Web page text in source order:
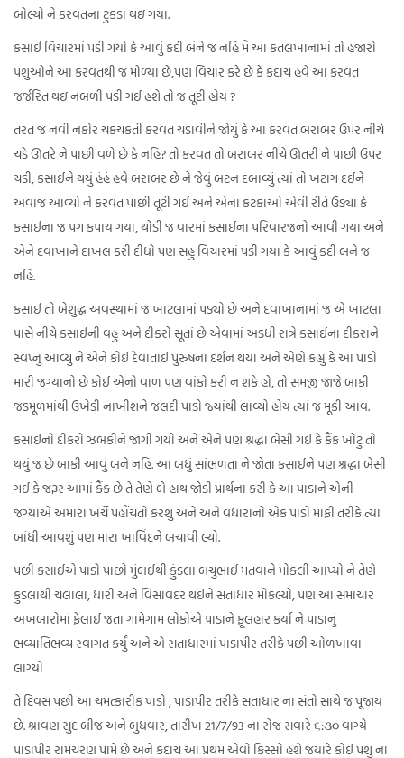
બોલ્યો ને કરવતના ટુકડા થઇ ગયા.
કસાઈ વિચારમાં પડી ગયો કે આવું કદી બંને જ નહિ મેં આ કતલખાનામાં તો હજારો
પશુઓને આ કરવતથી જ મોળ્યા છે,પણ વિચાર કરે છે કે કદાચ હવે આ કરવત
જર્જરિત થઇ નબળી પડી ગઈ હશે તો જ તૂટી હોય ?
તરત જ નવી નકોર ચકચકતી કરવત ચડાવીને જોયું કે આ કરવત બરાબર ઉપર નીચે
ચડે ઊતરે ને પાછી વળે છે કે નહિ? તો કરવત તો બરાબર નીચે ઊતરી ને પાછી ઉપર
ચડી, કસાઈને થયું હંહં હવે બરાબર છે ને જેવું બટન દબાવ્યું ત્યાં તો ખટાગ દઈને
અવાજ આવ્યો ને કરવત પાછી તૂટી ગઈ અને એના કટકાઓ એવી રીતે ઉડ્યા કે
કસાઈના જ પગ કપાય ગયા, થોડી જ વારમાં કસાઈના પરિવારજનો આવી ગયા અને
એને દવાખાને દાખલ કરી દીધો પણ સહુ વિચારમાં પડી ગયા કે આવું કદી બને જ
નહિ.
કસાઈ તો બેશુદ્ધ અવસ્થામાં જ ખાટલામાં પડ્યો છે અને દવાખાનામાં જ એ ખાટલા
પાસે નીચે કસાઈની વહુ અને દીકરો સૂતાં છે એવામાં અડધી રાત્રે કસાઈના દીકરાને
સ્વપ્નું આવ્યું ને એને કોઈ દેવાતાઈ પુરુષના દર્શન થયાં અને એણે કહ્યું કે આ પાડો
મારી જગ્યાનો છે કોઈ એનો વાળ પણ વાંકો કરી ન શકે હો, તો સમજી જાજે બાકી
જડમૂળમાંથી ઉખેડી નાખીશને જલદી પાડો જ્યાંથી લાવ્યો હોય ત્યાં જ મૂકી આવ.
કસાઈનો દીકરો ઝબકીને જાગી ગયો અને એને પણ શ્રદ્ધા બેસી ગઈ કે કૈંક ખોટું તો
થયું જ છે બાકી આવું બને નહિ. આ બધું સાંભળતા ને જોતા કસાઈને પણ શ્રદ્ધા બેસી
ગઈ કે જરૂર આમાં કૈંક છે તે તેણે બે હાથ જોડી પ્રાર્થના કરી કે આ પાડાને એની
જગ્યાએ અમારા ખર્ચે પહોંચતો કરશું અને અને વધારાનો એક પાડો માફી તરીકે ત્યાં
બાંધી આવશું પણ મારા ખાવિંદને બચાવી લ્યો.
પછી કસાઈએ પાડો પાછો મુંબઈથી કુંડલા બચુભાઈ મતવાને મોકલી આપ્યો ને તેણે
કુંડલાથી ચલાલા, ધારી અને વિસાવદર થઈને સતાધાર મોકલ્યો, પણ આ સમાચાર
અખબારોમાં ફેલાઈ જતા ગામેગામ લોકોએ પાડાને ફૂલહાર કર્યા ને પાડાનું
ભવ્યાતિભવ્ય સ્વાગત કર્યું અને એ સતાધારમાં પાડાપીર તરીકે પછી ઓળખાવા
લાગ્યો
તે દિવસ પછી આ ચમત્કારીક પાડો , પાડાપીર તરીકે સતાધાર ના સંતો સાથે જ પૂજાય
છે. શ્રાવણ સુદ બીજ અને બુધવાર, તારીખ 21/7/93 ના રોજ સવારે ૬:૩૦ વાગ્યે
પાડાપીર રામચરણ પામે છે અને કદાચ આ પ્રથમ એવો કિસ્સો હશે જયારે કોઈ પશુ ના